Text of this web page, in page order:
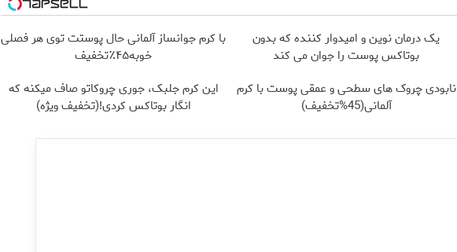
یک درمان نوین و امیدوار کننده که بدون
بوتاکس پوست را جوان می کند
با کرم جوانساز آلمانی حال پوستت توی هر فصلی
خوبه۴۵٪تخفیف
نابودی چروک های سطحی و عمقی پوست با کرم
آلمانی(45%تخفیف)
این کرم جلبک، جوری چروکاتو صاف میکنه که
انگار بوتاکس کردی!(تخفیف ویژه)